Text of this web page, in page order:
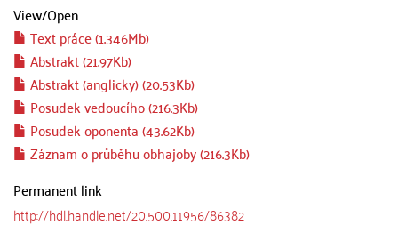
View/Open
Text práce (1.346Mb)
Abstrakt (21.97Kb)
Abstrakt (anglicky) (20.53Kb)
Posudek vedoucího (216.3Kb)
Posudek oponenta (43.62Kb)
Záznam o průběhu obhajoby (216.3Kb)
Permanent link
http://hdl.handle.net/20.500.11956/86382